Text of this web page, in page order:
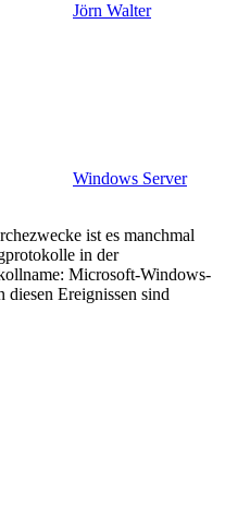
Jörn Walter
Windows Server
ist es manchmal
in der
Microsoft-Windows-
Ereignissen sind